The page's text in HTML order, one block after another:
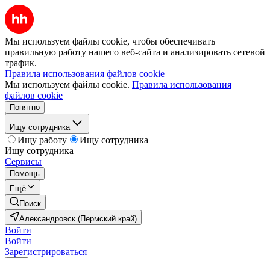
Мы используем файлы cookie, чтобы обеспечивать
правильную работу нашего веб-сайта и анализировать сетевой
трафик.
Правила использования файлов cookie
Мы используем файлы cookie. Правила использования
файлов cookie
Понятно
Ищу сотрудника
Ищу работу
Ищу сотрудника
Ищу сотрудника
Сервисы
Помощь
Ещё
Поиск
Александровск (Пермский край)
Войти
Войти
Зарегистрироваться